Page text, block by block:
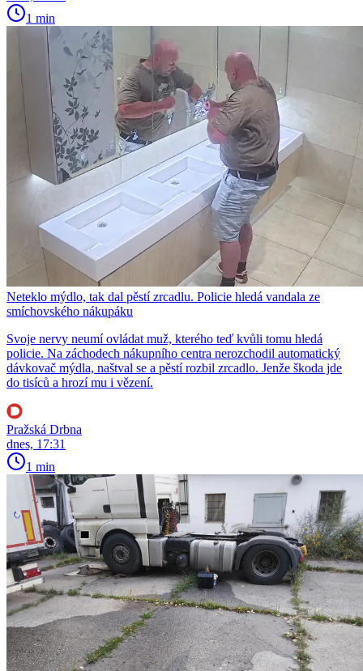
1 min
Neteklo mýdlo, tak dal pěstí zrcadlu. Policie hledá vandala ze
smíchovského nákupáku
Svoje nervy neumí ovládat muž, kterého teď kvůli tomu hledá
policie. Na záchodech nákupního centra nerozchodil automatický
dávkovač mýdla, naštval se a pěstí rozbil zrcadlo. Jenže škoda jde
do tisíců a hrozí mu i vězení.
Pražská Drbna
dnes, 17:31
1 min